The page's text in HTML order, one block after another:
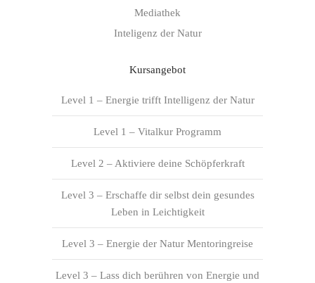
Mediathek
Inteligenz der Natur
Kursangebot
Level 1 – Energie trifft Intelligenz der Natur
Level 1 – Vitalkur Programm
Level 2 – Aktiviere deine Schöpferkraft
Level 3 – Erschaffe dir selbst dein gesundes
Leben in Leichtigkeit
Level 3 – Energie der Natur Mentoringreise
Level 3 – Lass dich berühren von Energie und